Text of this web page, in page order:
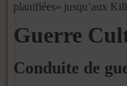
planifiées» jusqu’aux
Guerre
Conduite de